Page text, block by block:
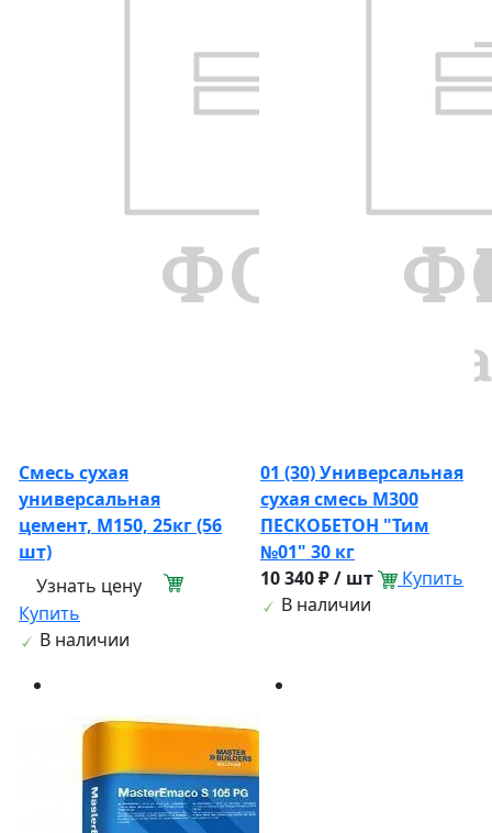
Смесь сухая
универсальная
цемент, М150, 25кг (56
шт)
Узнать цену
Купить
В наличии
01 (30) Универсальная
сухая смесь М300
ПЕСКОБЕТОН "Тим
№01" 30 кг
10 340 ₽ / шт
Купить
В наличии